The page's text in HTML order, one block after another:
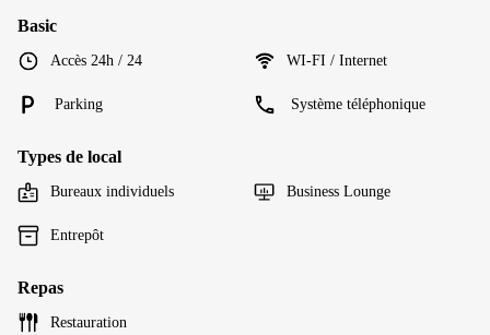
Basic
Accès 24h / 24 WI-FI / Internet
Parking Système téléphonique
Types de local
Bureaux individuels Business Lounge
Entrepôt
Repas
Restauration